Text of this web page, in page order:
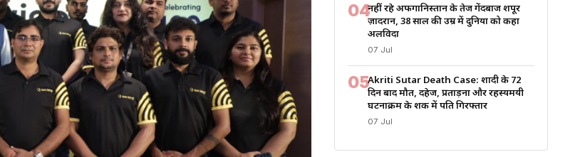
04नहीं रहे अफगानिस्तान के तेज गेंदबाज शपूर
ज़ादरान, 38 साल की उम्र में दुनिया को कहा
अलविदा
07 Jul
05Akriti Sutar Death Case: शादी के 72
दिन बाद मौत, दहेज, प्रताड़ना और रहस्यमयी
घटनाक्रम के शक में पति गिरफ्तार
07 Jul